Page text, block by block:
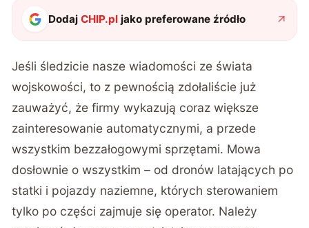
DodajCHIP.pl jako preferowane źródło
Jeśli śledzicie naszewiadomości ze świata
wojskowości, to z pewnością zdołaliście już
zauważyć, że firmy wykazują coraz większe
zainteresowanie automatycznymi, a przede
wszystkim bezzałogowymi sprzętami. Mowa
dosłownie o wszystkim – od dronów latających po
statki i pojazdy naziemne, których sterowaniem
tylko po części zajmuje się operator. Należy